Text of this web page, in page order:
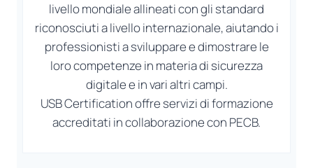
livello mondiale allineati con gli standard
riconosciuti a livello internazionale, aiutando i
professionisti a sviluppare e dimostrare le
loro competenze in materia di sicurezza
digitale e in vari altri campi.
USB Certification offre servizi di formazione
accreditati in collaborazione con PECB.